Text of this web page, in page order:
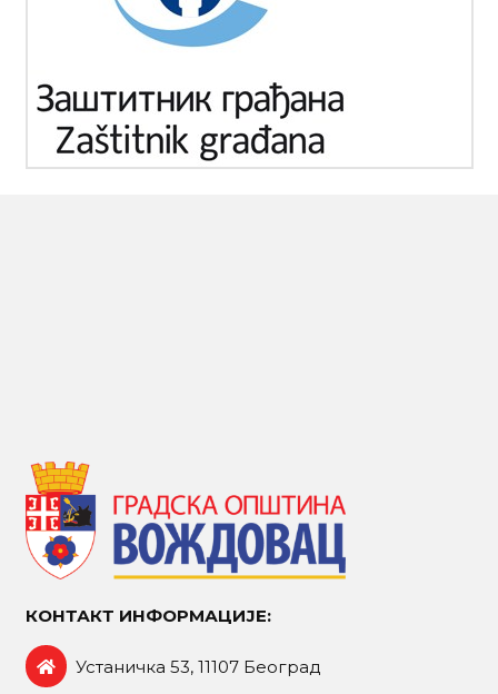
КОНТАКТ ИНФОРМАЦИЈЕ:
Устаничка 53, 11107 Београд